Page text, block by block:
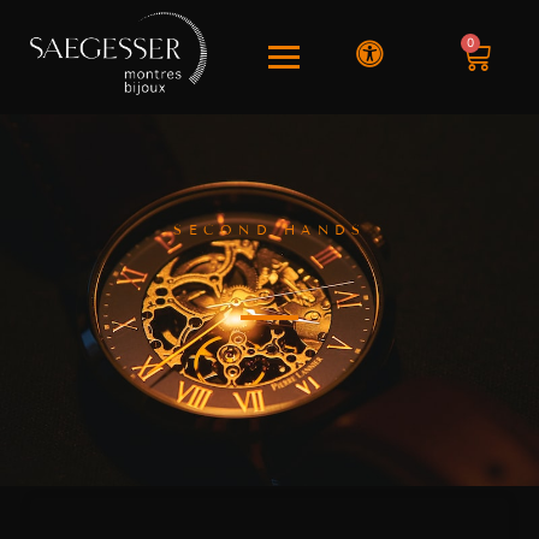
0
SECOND HANDS